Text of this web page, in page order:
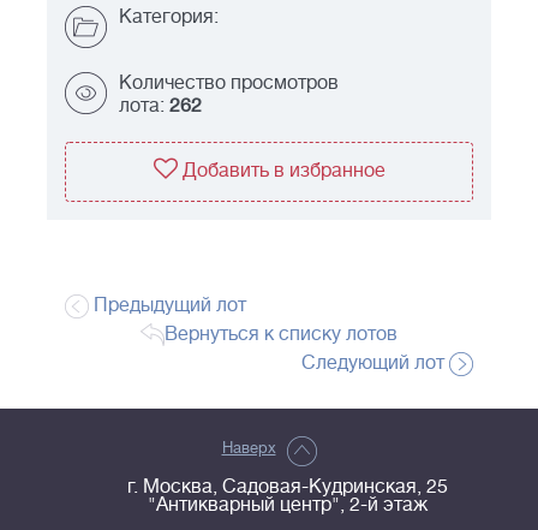
Категория:
Количество просмотров
лота: 262
Добавить в избранное
Предыдущий лот
Вернуться к списку лотов
Следующий лот
Наверх
г. Москва, Садовая-Кудринская, 25
"Антикварный центр", 2-й этаж